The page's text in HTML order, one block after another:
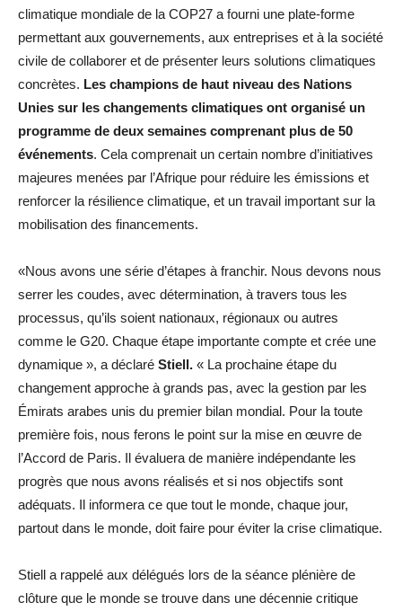
climatique mondiale de la COP27 a fourni une plate-forme
permettant aux gouvernements, aux entreprises et à la société
civile de collaborer et de présenter leurs solutions climatiques
concrètes. Les champions de haut niveau des Nations
Unies sur les changements climatiques ont organisé un
programme de deux semaines comprenant plus de 50
événements. Cela comprenait un certain nombre d’initiatives
majeures menées par l’Afrique pour réduire les émissions et
renforcer la résilience climatique, et un travail important sur la
mobilisation des financements.
«Nous avons une série d’étapes à franchir. Nous devons nous
serrer les coudes, avec détermination, à travers tous les
processus, qu’ils soient nationaux, régionaux ou autres
comme le G20. Chaque étape importante compte et crée une
dynamique », a déclaré Stiell. « La prochaine étape du
changement approche à grands pas, avec la gestion par les
Émirats arabes unis du premier bilan mondial. Pour la toute
première fois, nous ferons le point sur la mise en œuvre de
l’Accord de Paris. Il évaluera de manière indépendante les
progrès que nous avons réalisés et si nos objectifs sont
adéquats. Il informera ce que tout le monde, chaque jour,
partout dans le monde, doit faire pour éviter la crise climatique.
Stiell a rappelé aux délégués lors de la séance plénière de
clôture que le monde se trouve dans une décennie critique